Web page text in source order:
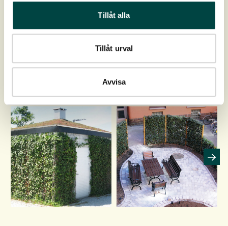
Tillåt alla
Tillåt urval
Avvisa
Montage- og plejevejledning
Inspiration